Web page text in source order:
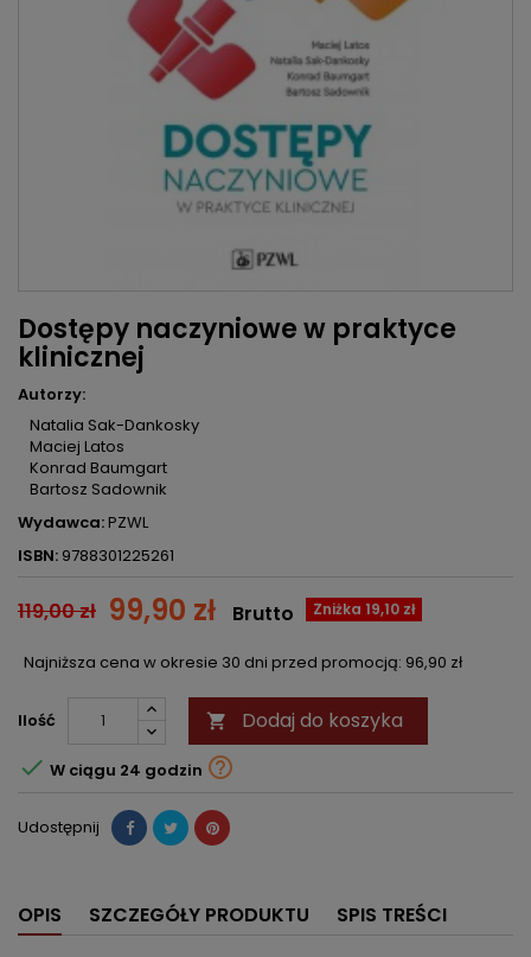
Dostępy naczyniowe w praktyce
klinicznej
Autorzy:
Natalia Sak-Dankosky
Maciej Latos
Konrad Baumgart
Bartosz Sadownik
Wydawca:PZWL
ISBN: 9788301225261
119,00 zł 99,90 zł Zniżka 19,10 zł
Brutto
Najniższa cena w okresie 30 dni przed promocją: 96,90 zł
Ilość  Dodaj do koszyka
 W ciągu 24 godzin 
Udostępnij
OPIS SZCZEGÓŁY PRODUKTU SPIS TREŚCI